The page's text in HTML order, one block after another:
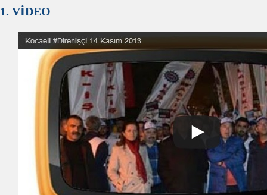
1. VİDEO